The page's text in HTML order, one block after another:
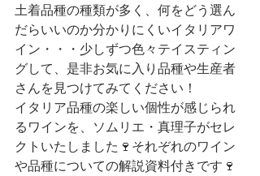
土着品種の種類が多く、何をどう選ん
だらいいのか分かりにくいイタリアワ
イン・・・少しずつ色々テイスティン
グして、是非お気に入り品種や生産者
さんを見つけてみてください！
イタリア品種の楽しい個性が感じられ
るワインを、ソムリエ・真理子がセレ
クトいたしました🍷それぞれのワイン
や品種についての解説資料付きです🍷